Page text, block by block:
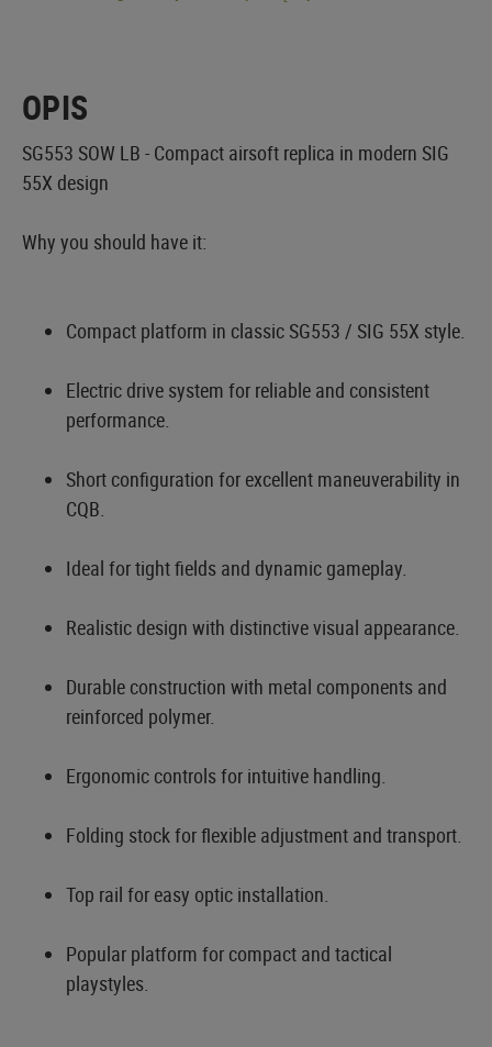
OPIS
SG553 SOW LB - Compact airsoft replica in modern SIG
55X design
Why you should have it:
Compact platform in classic SG553 / SIG 55X style.
Electric drive system for reliable and consistent
performance.
Short configuration for excellent maneuverability in
CQB.
Ideal for tight fields and dynamic gameplay.
Realistic design with distinctive visual appearance.
Durable construction with metal components and
reinforced polymer.
Ergonomic controls for intuitive handling.
Folding stock for flexible adjustment and transport.
Top rail for easy optic installation.
Popular platform for compact and tactical
playstyles.